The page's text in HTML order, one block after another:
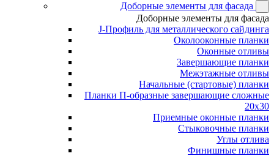
Доборные элементы для фасада
Доборные элементы для фасада
J-Профиль для металлического сайдинга
Околооконные планки
Оконные отливы
Завершающие планки
Межэтажные отливы
Начальные (стартовые) планки
Планки П-образные завершающие сложные
20x30
Приемные оконные планки
Стыковочные планки
Углы отлива
Финишные планки